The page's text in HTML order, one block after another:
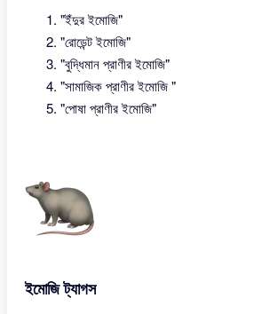
"ইঁদুর ইমোজি"
"রোডেন্ট ইমোজি"
"বুদ্ধিমান প্রাণীর ইমোজি"
"সামাজিক প্রাণীর ইমোজি "
"পোষা প্রাণীর ইমোজি"
ইমোজি ট্যাগস